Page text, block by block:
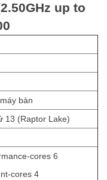
up to
bàn
13 (Raptor Lake)
cores 6
cores 4